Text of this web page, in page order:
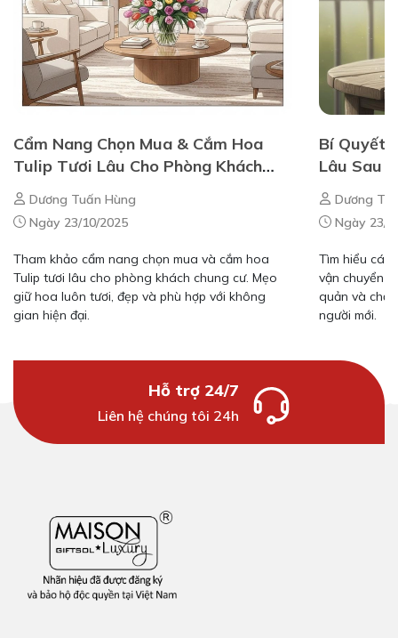
Cẩm Nang Chọn Mua & Cắm Hoa
Tulip Tươi Lâu Cho Phòng Khách
Chung Cư
Dương Tuấn Hùng
Ngày 23/10/2025
Tham khảo cẩm nang chọn mua và cắm hoa
Tulip tươi lâu cho phòng khách chung cư. Mẹo
giữ hoa luôn tươi, đẹp và phù hợp với không
gian hiện đại.
Bí Quyết
Lâu Sau
Nam
Dương
Ngày 23/
Tìm hiểu
vận chuyển
quản và
người mới.
Hỗ trợ 24/7
Liên hệ chúng tôi 24h